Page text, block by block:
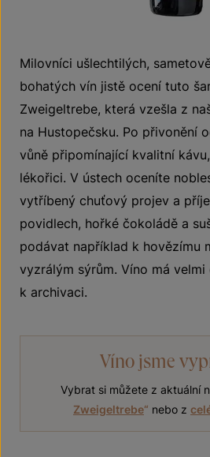
Milovníci ušlechtilých,
bohatých vín jistě ocení tuto
Zweigeltrebe, která vzešla z
na Hustopečsku. Po přivonění
vůně připomínající kvalitní
lékořici. V ústech oceníte
vytříbený chuťový projev a
povidlech, hořké čokoládě a
podávat například k hovězímu
vyzrálým sýrům. Víno má
k archivaci.
Víno jsme
Vybrat si můžete z aktuální
Zweigeltrebe“ nebo z